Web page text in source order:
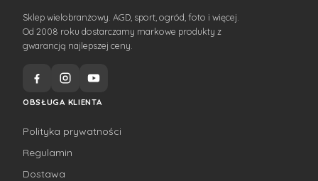
Sklep wielobranżowy. AGD, sport, ogród, foto i więcej.
Od 2008 roku dostarczamy markowe produkty z
gwarancją najlepszej ceny.
OBSŁUGA KLIENTA
Polityka prywatności
Regulamin
Dostawa